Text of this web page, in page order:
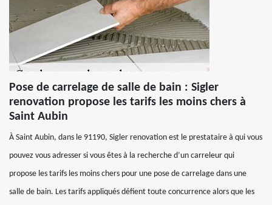
Pose de carrelage de salle de bain : Sigler
renovation propose les tarifs les moins chers à
Saint Aubin
À Saint Aubin, dans le 91190, Sigler renovation est le prestataire à qui vous
pouvez vous adresser si vous êtes à la recherche d’un carreleur qui
propose les tarifs les moins chers pour une pose de carrelage dans une
salle de bain. Les tarifs appliqués défient toute concurrence alors que les